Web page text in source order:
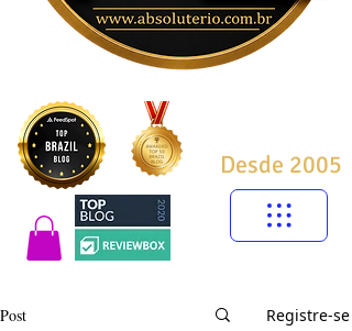
Desde 2005
Post Registre-se